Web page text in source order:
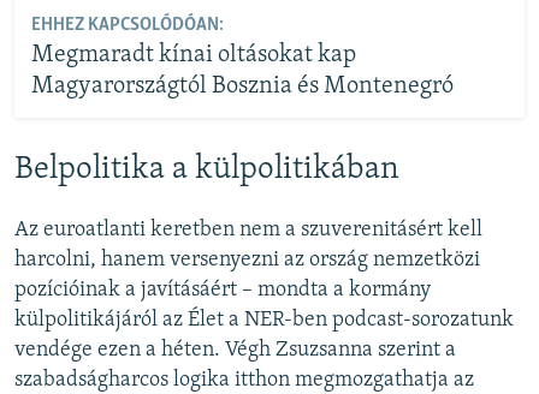
EHHEZ KAPCSOLÓDÓAN:
Megmaradt kínai oltásokat kap
Magyarországtól Bosznia és Montenegró
Belpolitika a külpolitikában
Az euroatlanti keretben nem a szuverenitásért kell
harcolni, hanem versenyezni az ország nemzetközi
pozícióinak a javításáért – mondta a kormány
külpolitikájáról az Élet a NER-ben podcast-sorozatunk
vendége ezen a héten. Végh Zsuzsanna szerint a
szabadságharcos logika itthon megmozgathatja az